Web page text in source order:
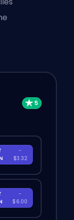
-
$3.32
-
$6.00